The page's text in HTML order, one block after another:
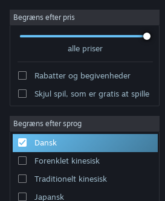
Log på
Om
Support
Skift sprog
Begræns efter pris
alle priser
Rabatter og begivenheder
Skjul spil, som er gratis at spille
Begræns efter sprog
Dansk
Forenklet kinesisk
Traditionelt kinesisk
Japansk
Udvikler: CenterPoint Gaming
Sorter efter Relevans
1 resultat matcher din søgning. 7 titler er
baseret på dine præferencer.